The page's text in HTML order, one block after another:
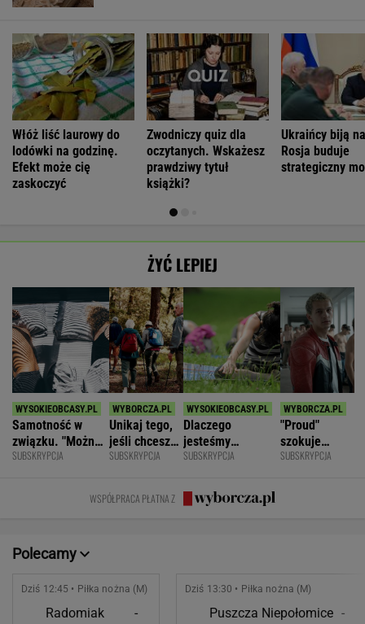
Włóż liść laurowy do
lodówki na godzinę.
Efekt może cię
zaskoczyć
Zwodniczy quiz dla
oczytanych. Wskażesz
prawdziwy tytuł
książki?
Ukraińcy biją
Rosja buduje
strategiczny
ŻYĆ LEPIEJ
Samotność w
związku. "Można
być kochaną i
SUBSKRYPCJA
Unikaj tego,
jeśli chcesz
znacznie
starczą
demencję
SUBSKRYPCJA
Dlaczego
jesteśmy
permanentnie
same grzechy
główne"
SUBSKRYPCJA
"Proud"
szokuje
odważnymi
SUBSKRYPCJA
WSPÓŁPRACA PŁATNA Z
Polecamy
Dziś 12:45 • Piłka nożna (M)
Radomiak
-
Dziś 13:30 • Piłka nożna (M)
Puszcza Niepołomice -